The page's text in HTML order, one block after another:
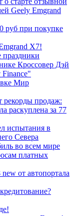
Geely Emgrand
руб при покупке
X7!
Кроссовер Дэй
Мир
рекорды продаж:
раскуплена за 77
испытания в
Севера
во всем мире
платных
от автопортала